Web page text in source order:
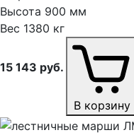
Высота 900 мм
Вес 1380 кг
15 143 руб.
В корзину